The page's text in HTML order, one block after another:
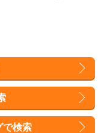
で検索